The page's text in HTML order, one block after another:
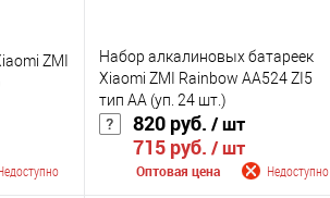
ZMI
Набор алкалиновых батареек
Xiaomi ZMI Rainbow AA524 ZI5
тип AА (уп. 24 шт.)
820 руб. / шт
715 руб. / шт
Оптовая цена Недоступно